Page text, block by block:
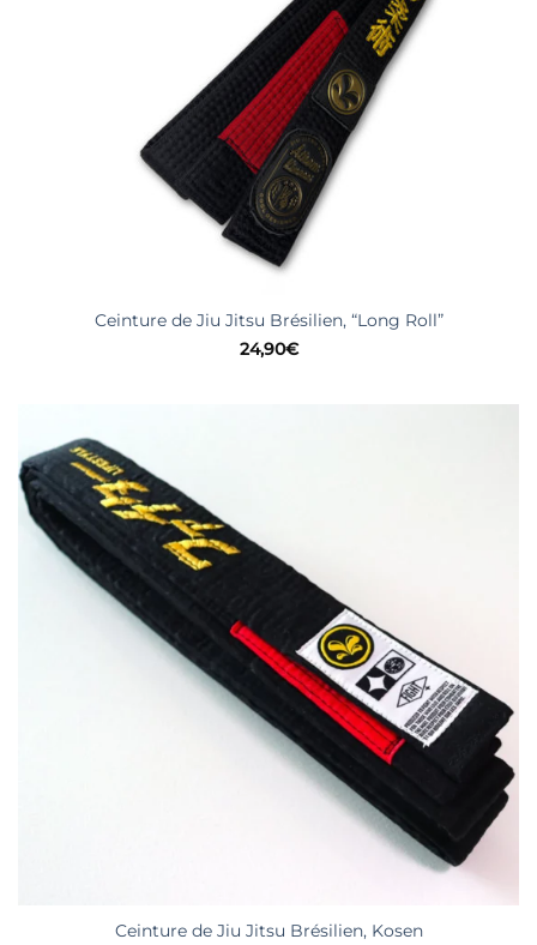
Ceinture de Jiu Jitsu Brésilien, “Long Roll”
24,90€
Ceinture de Jiu Jitsu Brésilien, Kosen